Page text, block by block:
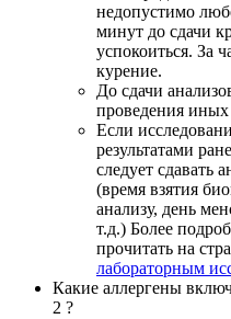
недопустимо
минут до сдачи
успокоиться. За
курение.
До сдачи
проведения
Если
результатами
следует сдавать
(время взятия
анализу, день
т.д.) Более
прочитать на
лабораторным
Какие аллергены
2 ?